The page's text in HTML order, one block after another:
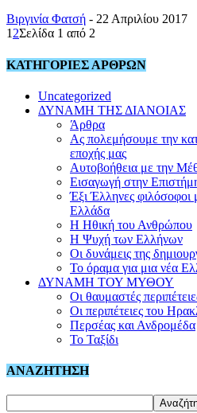
Βιργινία Φατσή - 22 Απριλίου 2017
1 2Σελίδα 1 από 2
ΚΑΤΗΓΟΡΙΕΣ ΑΡΘΡΩΝ
Uncategorized
ΔΥΝΑΜΗ ΤΗΣ ΔΙΑΝΟΙΑΣ
Άρθρα
Ας πολεμήσουμε την
εποχής μας
Αυτοβοήθεια με την
Εισαγωγή στην
Έξι Έλληνες φιλόσοφοι
Ελλάδα
Η Ηθική του Ανθρώπου
Η Ψυχή των Ελλήνων
Οι δυνάμεις της
Το όραμα για μια νέα
ΔΥΝΑΜΗ ΤΟΥ ΜΥΘΟΥ
Οι θαυμαστές
Οι περιπέτειες του
Περσέας και Ανδρομέδα
Το Ταξίδι
ΑΝΑΖΗΤΗΣΗ